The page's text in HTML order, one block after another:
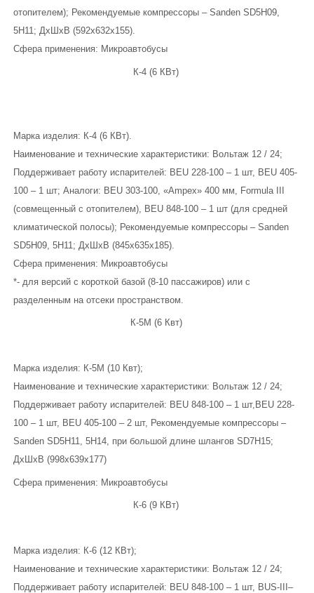
отопителем); Рекомендуемые компрессоры – Sanden SD5Н09,
5Н11; ДхШхВ (592х632х155).
Сфера применения: Микроавтобусы
К-4 (6 КВт)
Марка изделия: К-4 (6 КВт).
Наименование и технические характеристики: Вольтаж 12 / 24;
Поддерживает работу испарителей: BEU 228-100 – 1 шт, BEU 405-
100 – 1 шт; Аналоги: BEU 303-100, «Ampex» 400 мм, Formula III
(совмещенный с отопителем), BEU 848-100 – 1 шт (для средней
климатической полосы); Рекомендуемые компрессоры – Sanden
SD5Н09, 5Н11; ДхШхВ (845х635х185).
Сфера применения: Микроавтобусы
*- для версий с короткой базой (8-10 пассажиров) или с
разделенным на отсеки пространством.
К-5М (6 Квт)
Марка изделия: К-5М (10 Квт);
Наименование и технические характеристики: Вольтаж 12 / 24;
Поддерживает работу испарителей: BEU 848-100 – 1 шт,BEU 228-
100 – 1 шт, BEU 405-100 – 2 шт, Рекомендуемые компрессоры –
Sanden SD5Н11, 5Н14, при большой длине шлангов SD7Н15;
ДхШхВ (998х639х177)
Сфера применения: Микроавтобусы
К-6 (9 КВт)
Марка изделия: К-6 (12 КВт);
Наименование и технические характеристики: Вольтаж 12 / 24;
Поддерживает работу испарителей: BEU 848-100 – 1 шт, BUS-III–